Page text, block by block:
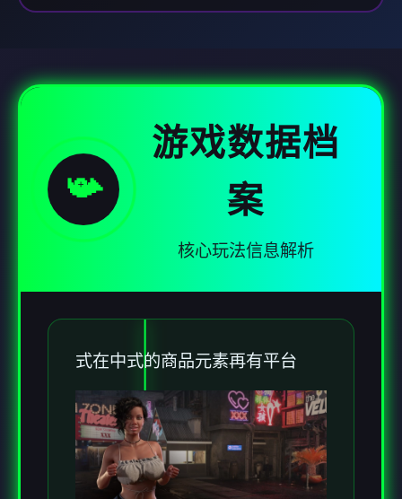
📯
游戏数据档
案
核心玩法信息解析
式在中式的商品元素再有平台